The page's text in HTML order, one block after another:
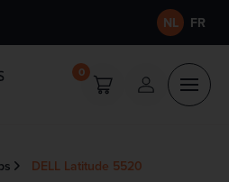
NL FR
0
DELL Latitude 5520